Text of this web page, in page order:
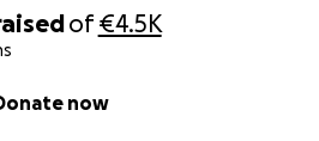
of€4.5K
now